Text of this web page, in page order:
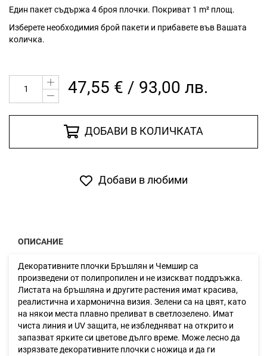
Един пакет съдържа 4 броя плочки. Покриват 1 m² площ.
Изберете необходимия брой пакети и прибавете във Вашата
количка.
47,55 € / 93,00 лв.
ДОБАВИ В КОЛИЧКАТА
Добави в любими
ОПИСАНИЕ
Декоративните плочки Бръшлян и Чемшир са
произведени от полипропилен и не изискват поддръжка.
Листата на бръшляна и другите растения имат красива,
реалистична и хармонична визия. Зелени са на цвят, като
на някои места плавно преливат в светлозелено. Имат
чиста линия и UV защита, не избледняват на открито и
запазват ярките си цветове дълго време. Може лесно да
изрязвате декоративните плочки с ножица и да ги